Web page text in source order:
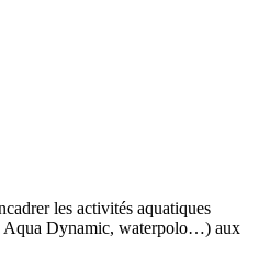
les activités aquatiques
Dynamic, waterpolo…) aux